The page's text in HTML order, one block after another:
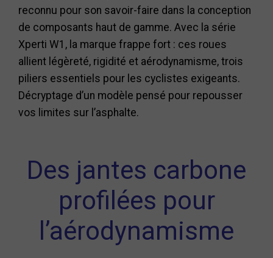
reconnu pour son savoir-faire dans la conception
de composants haut de gamme. Avec la série
Xperti W1, la marque frappe fort : ces roues
allient légèreté, rigidité et aérodynamisme, trois
piliers essentiels pour les cyclistes exigeants.
Décryptage d’un modèle pensé pour repousser
vos limites sur l’asphalte.
Des jantes carbone
profilées pour
l’aérodynamisme